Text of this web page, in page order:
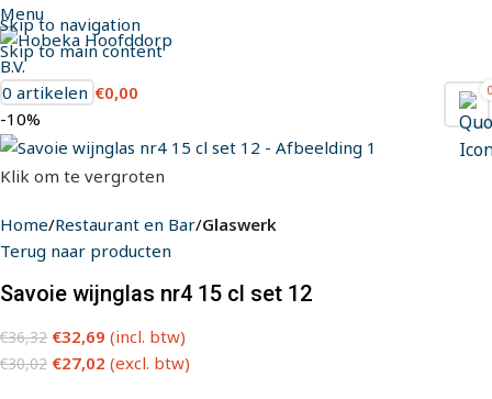
Skip to navigation
Skip to main content
Menu
0
0 artikelen €0,00
-10%
Klik om te vergroten
Home Restaurant en Bar Glaswerk
Terug naar producten
Savoie wijnglas nr4 15 cl set 12
€36,32 €32,69 (incl. btw)
€30,02 €27,02 (excl. btw)